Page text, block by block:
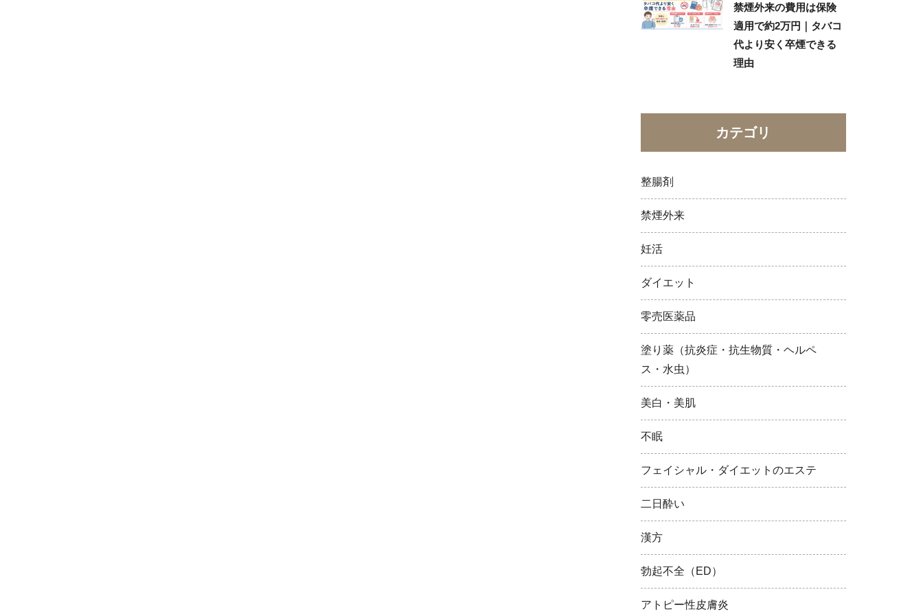
禁煙外来の費用は保険
適用で約2万円｜タバコ
代より安く卒煙できる
理由
カテゴリ
整腸剤
禁煙外来
妊活
ダイエット
零売医薬品
塗り薬（抗炎症・抗生物質・ヘルペ
ス・水虫）
美白・美肌
不眠
フェイシャル・ダイエットのエステ
二日酔い
漢方
勃起不全（ED）
アトピー性皮膚炎